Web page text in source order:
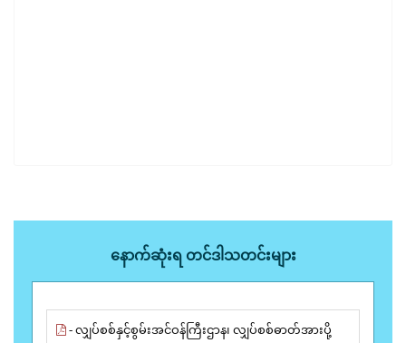
နောက်ဆုံးရ တင်ဒါသတင်းများ
- လျှပ်စစ်နှင့်စွမ်းအင်ဝန်ကြီးဌာန၊ လျှပ်စစ်ဓာတ်အားပို့